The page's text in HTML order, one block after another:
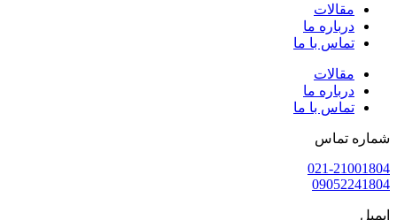
مقالات
درباره ما
تماس با ما
مقالات
درباره ما
تماس با ما
تماس
021-